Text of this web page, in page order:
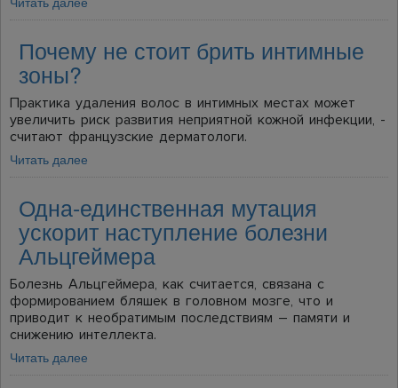
Почему не стоит брить интимные
зоны?
Практика удаления волос в интимных местах может
увеличить риск развития неприятной кожной инфекции, -
считают французские дерматологи.
Читать далее
Одна-единственная мутация
ускорит наступление болезни
Альцгеймера
Болезнь Альцгеймера, как считается, связана с
формированием бляшек в головном мозге, что и
приводит к необратимым последствиям – памяти и
снижению интеллекта.
Читать далее